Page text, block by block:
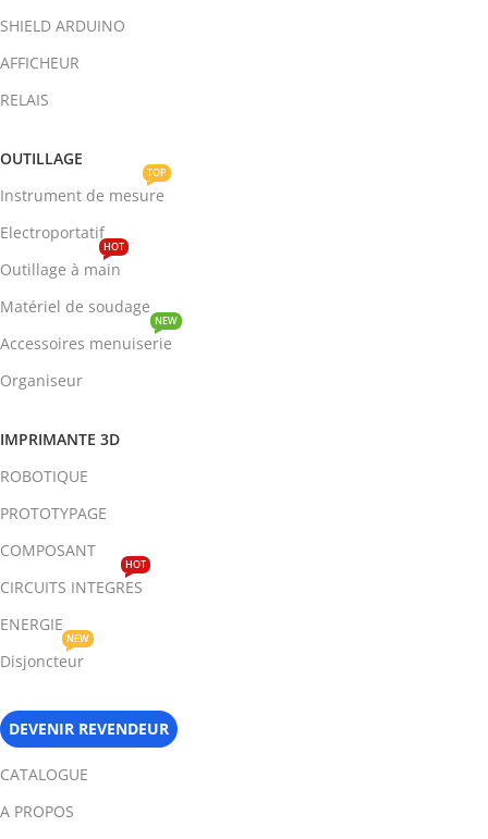
SHIELD ARDUINO
AFFICHEUR
RELAIS
OUTILLAGE
Instrument de mesure
TOP
Electroportatif
Outillage à main
HOT
Matériel de soudage
Accessoires menuiserie
NEW
Organiseur
IMPRIMANTE 3D
ROBOTIQUE
PROTOTYPAGE
COMPOSANT
CIRCUITS INTEGRES
HOT
ENERGIE
Disjoncteur
NEW
DEVENIR REVENDEUR
CATALOGUE
A PROPOS